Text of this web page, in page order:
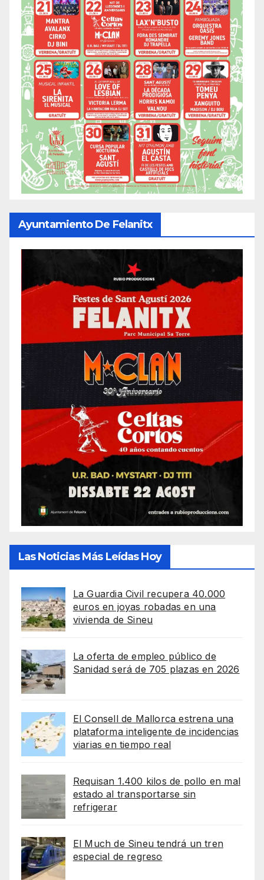
Ayuntamiento De Felanitx
Las Noticias Más Leídas Hoy
La Guardia Civil recupera 40.000
euros en joyas robadas en una
vivienda de Sineu
La oferta de empleo público de
Sanidad será de 705 plazas en 2026
El Consell de Mallorca estrena una
plataforma inteligente de incidencias
viarias en tiempo real
Requisan 1.400 kilos de pollo en mal
estado al transportarse sin
refrigerar
El Much de Sineu tendrá un tren
especial de regreso